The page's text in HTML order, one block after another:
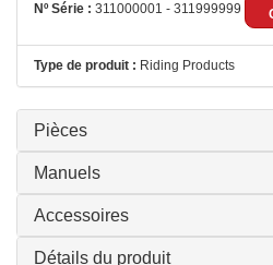
Nº Série : 311000001 - 311999999
Type de produit : Riding Products
Pièces
Manuels
Accessoires
Détails du produit